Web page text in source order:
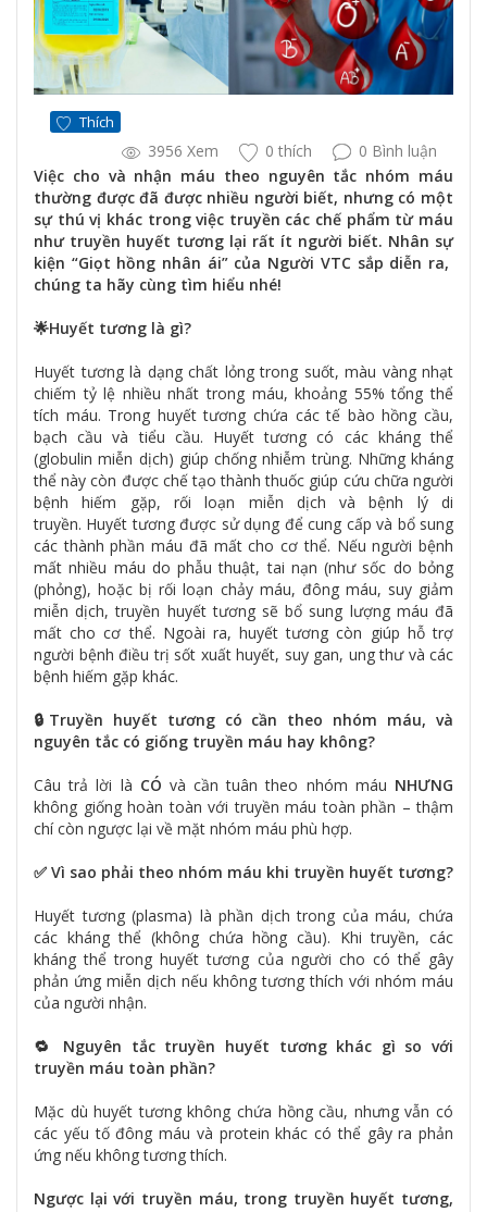
Thích
3956 Xem 0 thích
0 Bình luận
Việc cho và nhận máu theo nguyên tắc nhóm máu
thường được đã được nhiều người biết, nhưng có một
sự thú vị khác trong việc truyền các chế phẩm từ máu
như truyền huyết tương lại rất ít người biết. Nhân sự
kiện “Giọt hồng nhân ái” của Người VTC sắp diễn ra,
chúng ta hãy cùng tìm hiểu nhé!
🌟Huyết tương là gì?
Huyết tương là dạng chất lỏng trong suốt, màu vàng nhạt
chiếm tỷ lệ nhiều nhất trong máu, khoảng 55% tổng thể
tích máu. Trong huyết tương chứa các tế bào hồng cầu,
bạch cầu và tiểu cầu. Huyết tương có các kháng thể
(globulin miễn dịch) giúp chống nhiễm trùng. Những kháng
thể này còn được chế tạo thành thuốc giúp cứu chữa người
bệnh hiếm gặp, rối loạn miễn dịch và bệnh lý di
truyền. Huyết tương được sử dụng để cung cấp và bổ sung
các thành phần máu đã mất cho cơ thể. Nếu người bệnh
mất nhiều máu do phẫu thuật, tai nạn (như sốc do bỏng
(phỏng), hoặc bị rối loạn chảy máu, đông máu, suy giảm
miễn dịch, truyền huyết tương sẽ bổ sung lượng máu đã
mất cho cơ thể. Ngoài ra, huyết tương còn giúp hỗ trợ
người bệnh điều trị sốt xuất huyết, suy gan, ung thư và các
bệnh hiếm gặp khác.
🔒Truyền huyết tương có cần theo nhóm máu, và
nguyên tắc có giống truyền máu hay không?
Câu trả lời là CÓ và cần tuân theo nhóm máu NHƯNG
không giống hoàn toàn với truyền máu toàn phần – thậm
chí còn ngược lại về mặt nhóm máu phù hợp.
✅ Vì sao phải theo nhóm máu khi truyền huyết tương?
Huyết tương (plasma) là phần dịch trong của máu, chứa
các kháng thể (không chứa hồng cầu). Khi truyền, các
kháng thể trong huyết tương của người cho có thể gây
phản ứng miễn dịch nếu không tương thích với nhóm máu
của người nhận.
🔁 Nguyên tắc truyền huyết tương khác gì so với
truyền máu toàn phần?
Mặc dù huyết tương không chứa hồng cầu, nhưng vẫn có
các yếu tố đông máu và protein khác có thể gây ra phản
ứng nếu không tương thích.
Ngược lại với truyền máu, trong truyền huyết tương,